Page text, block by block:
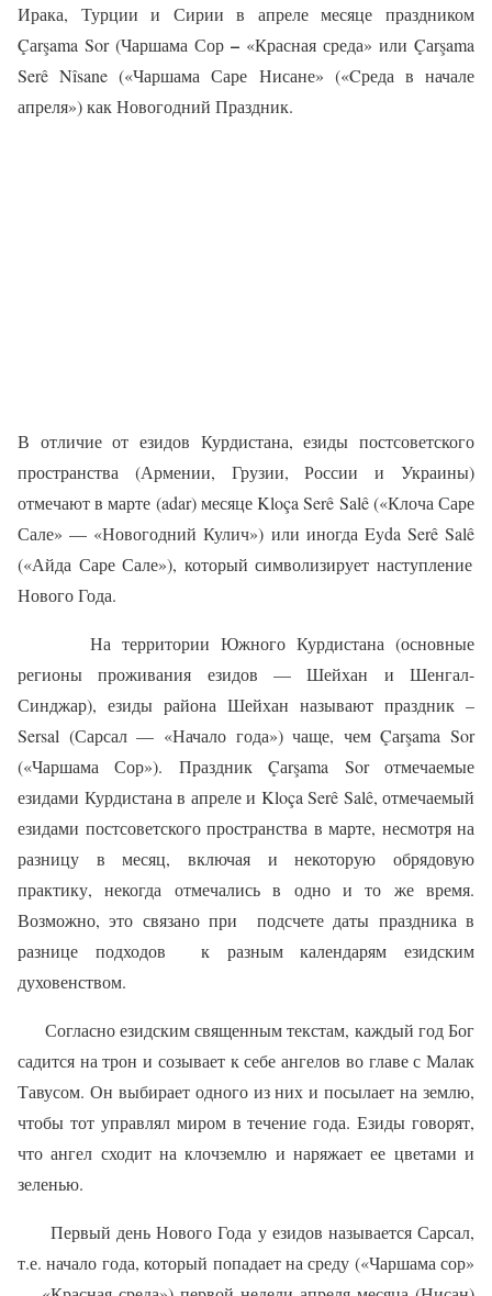
Ирака, Турции и Сирии в апреле месяце праздником
Çаrşama Sor (Чаршама Сор – «Красная среда» или Çаrşama
SerêNîsane («Чаршама Саре Нисане» («Cреда в начале
апреля») как Новогодний Праздник.
В отличие от езидов Курдистана, езиды постсоветского
пространства (Армении, Грузии, России и Украины)
отмечают в марте (adar) месяце Kloça Serê Salê(«Клоча Саре
Сале» — «Новогодний Кулич») или иногда Eyda Serê Salê
(«Айда Саре Сале»), который символизирует наступление
Нового Года.
На территории Южного Курдистана (основные
регионы проживания езидов — Шейхан и Шенгал-
Синджар), езиды района Шейхан называют праздник –
Sersal (Сарсал — «Начало года») чаще, чем Çаrşama Sor
(«Чаршама Сор»).
Праздник Çаrşama Sorотмечаемые
езидами Курдистана в апреле и Kloça Serê Salê, отмечаемый
езидами постсоветского пространства в марте, несмотря на
разницу в месяц, включая и некоторую обрядовую
практику, некогда отмечались в одно и то же время.
Возможно, это связано при
подсчете даты праздника в
разнице подходов
к разным календарям езидским
духовенством.
Согласно езидским священным текстам, каждый год Бог
садится на трон и созывает к себе ангелов во главе с Малак
Тавусом. Он выбирает одного из них и посылает на землю,
чтобы тот управлял миром в течение года. Езиды говорят,
что ангел сходит на клочземлю и наряжает ее цветами и
зеленью.
Первый день Нового Года у езидов называется Сарсал,
т.е. начало года, который попадает на среду («Чаршама сор»